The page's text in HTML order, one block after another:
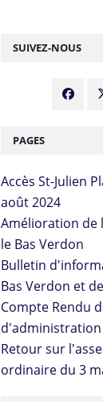
SUIVEZ-NOUS
PAGES
Accès St-Julien
août 2024
Amélioration de
le Bas Verdon
Bulletin
Bas Verdon et
Compte Rendu
d'administration
Retour sur
ordinaire du 3